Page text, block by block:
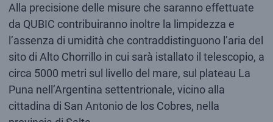
Alla precisione delle misure che saranno effettuate
da QUBIC contribuiranno inoltre la limpidezza e
l’assenza di umidità che contraddistinguono l’aria del
sito di Alto Chorrillo in cui sarà istallato il telescopio, a
circa 5000 metri sul livello del mare, sul plateau La
Puna nell’Argentina settentrionale, vicino alla
cittadina di San Antonio de los Cobres, nella